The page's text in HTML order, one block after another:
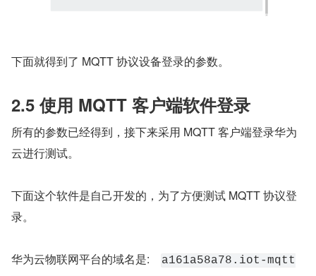
下面就得到了 MQTT 协议设备登录的参数。
2.5 使用 MQTT 客户端软件登录
所有的参数已经得到，接下来采用 MQTT 客户端登录华为
云进行测试。
下面这个软件是自己开发的，为了方便测试 MQTT 协议登
录。
华为云物联网平台的域名是:
a161a58a78.iot-mqtt